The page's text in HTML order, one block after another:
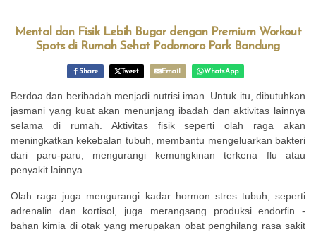
Mental dan Fisik Lebih Bugar dengan Premium Workout
Spots di Rumah Sehat Podomoro Park Bandung
Share Tweet Email WhatsApp
Berdoa dan beribadah menjadi nutrisi iman. Untuk itu, dibutuhkan
jasmani yang kuat akan menunjang ibadah dan aktivitas lainnya
selama di rumah. Aktivitas fisik seperti olah raga akan
meningkatkan kekebalan tubuh, membantu mengeluarkan bakteri
dari paru-paru, mengurangi kemungkinan terkena flu atau
penyakit lainnya.
Olah raga juga mengurangi kadar hormon stres tubuh, seperti
adrenalin dan kortisol, juga merangsang produksi endorfin -
bahan kimia di otak yang merupakan obat penghilang rasa sakit